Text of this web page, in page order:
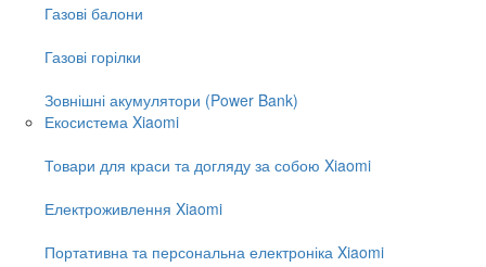
Газові балони
Газові горілки
Зовнішні акумулятори (Power Bank)
Екосистема Xiaomi
Товари для краси та догляду за собою Xiaomi
Електроживлення Xiaomi
Портативна та персональна електроніка Xiaomi